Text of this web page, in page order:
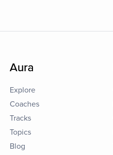
Aura
Explore
Coaches
Tracks
Topics
Blog